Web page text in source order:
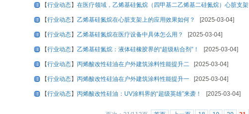
【行业动态】 在医疗领域，乙烯基硅氮烷（四甲基二乙烯基二硅氮烷）心脏支架
【行业动态】 乙烯基硅氮烷在心脏支架上的应用效果如何？ [2025-03-04]
【行业动态】 乙烯基硅氮烷在医疗设备中具体怎么用？ [2025-03-04]
【行业动态】 乙烯基硅氮烷：液体硅橡胶界的“超级粘合剂”！ [2025-03-04]
【行业动态】 丙烯酸改性硅油在户外建筑涂料性能提升二 [2025-03-04]
【行业动态】 丙烯酸改性硅油在户外建筑涂料性能提升一 [2025-03-04]
【行业动态】 丙烯酸改性硅油：UV涂料界的“超级英雄”来袭！ [2025-03-04]